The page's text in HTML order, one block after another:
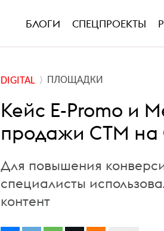
БЛОГИ СПЕЦПРОЕКТЫ
DIGITAL ПЛОЩАДКИ
Кейс E-Promo и
продажи CTM на
Для повышения
специалисты
контент